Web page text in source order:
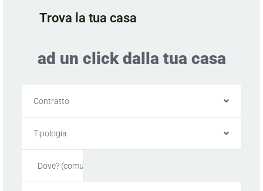
Trova la tua casa
ad un click dalla tua casa
Contratto
Tipologia